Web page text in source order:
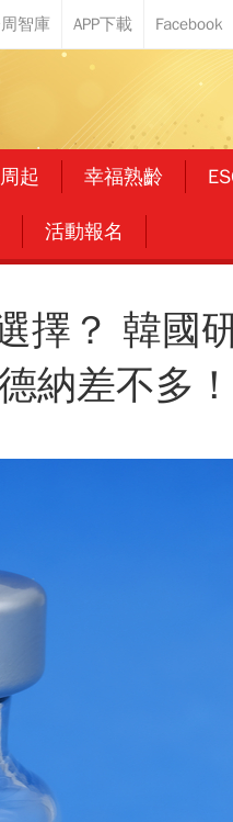
起 幸福熟齡
活動報名
擇？ 韓國
納差不多！